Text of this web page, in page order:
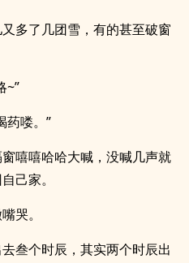
多了几团雪，有的甚至破窗
~”
药喽。”
嘻嘻哈哈大喊，没喊几声就
己家。
哭。
叁个时辰，其实两个时辰出